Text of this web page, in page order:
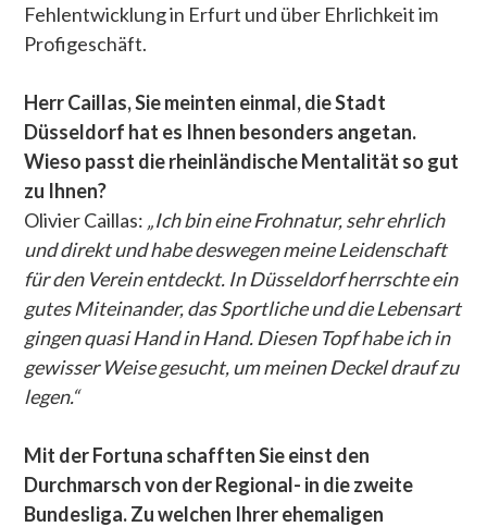
Fehlentwicklung in Erfurt und über Ehrlichkeit im
Profigeschäft.
Herr Caillas, Sie meinten einmal, die Stadt
Düsseldorf hat es Ihnen besonders angetan.
Wieso passt die rheinländische Mentalität so gut
zu Ihnen?
Olivier Caillas: „Ich bin eine Frohnatur, sehr ehrlich
und direkt und habe deswegen meine Leidenschaft
für den Verein entdeckt. In Düsseldorf herrschte ein
gutes Miteinander, das Sportliche und die Lebensart
gingen quasi Hand in Hand. Diesen Topf habe ich in
gewisser Weise gesucht, um meinen Deckel drauf zu
legen.“
Mit der Fortuna schafften Sie einst den
Durchmarsch von der Regional- in die zweite
Bundesliga. Zu welchen Ihrer ehemaligen